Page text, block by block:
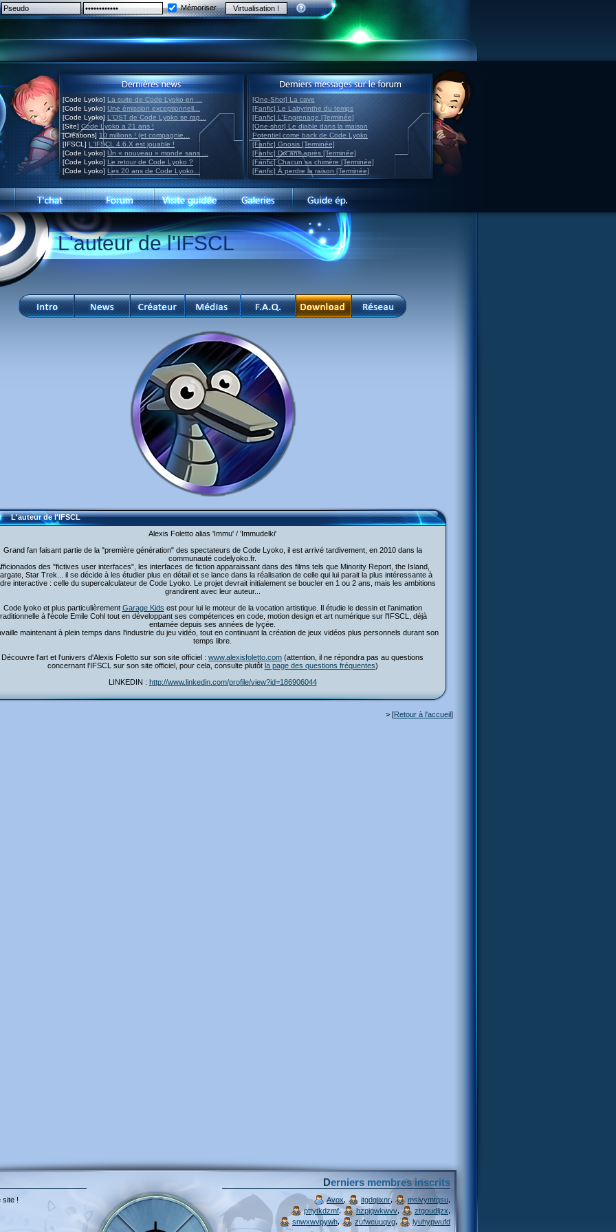
Mémoriser
[Code Lyoko] La suite de Code Lyoko en ...
[Code Lyoko] Une émission exceptionnell...
[Code Lyoko] L'OST de Code Lyoko se rap...
[Site] Code Lyoko a 21 ans !
[Créations] 10 millions ! (et compagnie...
[IFSCL] L'IFSCL 4.6.X est jouable !
[Code Lyoko] Un « nouveau » monde sans ...
[Code Lyoko] Le retour de Code Lyoko ?
[Code Lyoko] Les 20 ans de Code Lyoko...
[One-Shot] La cave
[Fanfic] Le Labyrinthe du temps
[Fanfic] L'Engrenage [Terminée]
[One-shot] Le diable dans la maison
Potentiel come back de Code Lyoko
[Fanfic] Gnosis [Terminée]
[Fanfic] Dix ans après [Terminée]
[Fanfic] Chacun sa chimère [Terminée]
[Fanfic] À perdre la raison [Terminée]
L'auteur de l'IFSCL
L'auteur de l'IFSCL
Alexis Foletto alias 'Immu' / 'Immudelki'
Grand fan faisant partie de la "première génération" des spectateurs de Code Lyoko, il est arrivé tardivement, en 2010 dans la
communauté codelyoko.fr.
des "fictives user interfaces", les interfaces de fiction apparaissant dans des films tels que Minority Report, the Island,
Star Trek... il se décide à les étudier plus en détail et se lance dans la réalisation de celle qui lui parait la plus intéressante à
interactive : celle du supercalculateur de Code Lyoko. Le projet devrait initialement se boucler en 1 ou 2 ans, mais les ambitions
grandirent avec leur auteur...
Code lyoko et plus particulièrement Garage Kids est pour lui le moteur de la vocation artistique. Il étudie le dessin et l'animation
à l'école Emile Cohl tout en développant ses compétences en code, motion design et art numérique sur l'IFSCL, déjà
entamée depuis ses années de lyçée.
maintenant à plein temps dans l'industrie du jeu vidéo, tout en continuant la création de jeux vidéos plus personnels durant son
temps libre.
Découvre l'art et l'univers d'Alexis Foletto sur son site officiel : www.alexisfoletto.com (attention, il ne répondra pas au questions
concernant l'IFSCL sur son site officiel, pour cela, consulte plutôt la page des questions fréquentes)
LINKEDIN : http://www.linkedin.com/profile/view?id=186906044
> [Retour à l'accueil]
site !
Derniers membres inscrits
Avox itgdqiixnr, msivymtqsu
pttytkdzmf, hzpjqwkwvv ztgoudljzx
snwxwvpywh, zufweuuqvg lyuhypwufd